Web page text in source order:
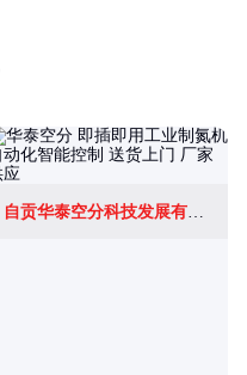
自贡华泰空分科技发展有限公司